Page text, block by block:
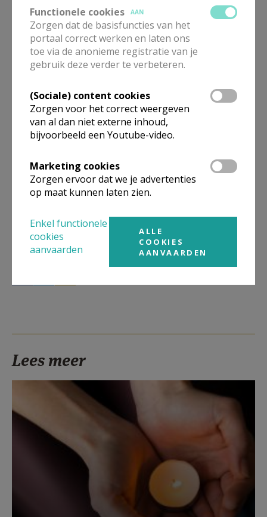
Gebedsnetwerk van de Paus
Meer
samenleven
Christelijke hoop; gemeenschapsopbouw
Deel dit artikel
Lees meer
Functionele cookies
AAN
Zorgen dat de basisfuncties van het
portaal correct werken en laten ons
toe via de anonieme registratie van je
gebruik deze verder te verbeteren.
(Sociale) content cookies
Zorgen voor het correct weergeven
van al dan niet externe inhoud,
bijvoorbeeld een Youtube-video.
Marketing cookies
Zorgen ervoor dat we je advertenties
op maat kunnen laten zien.
Enkel functionele
cookies
aanvaarden
ALLE
COOKIES
AANVAARDEN